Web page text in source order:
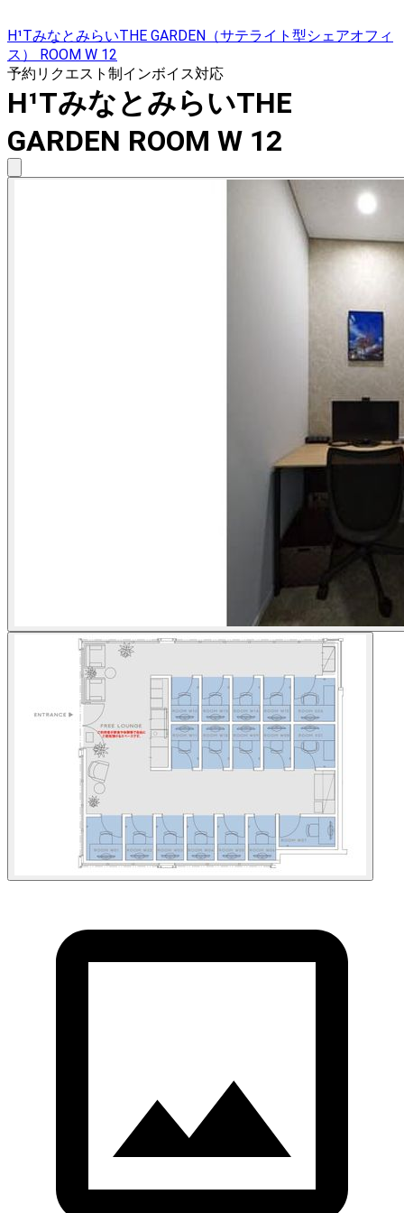
H¹TみなとみらいTHE GARDEN（サテライト型シェアオフィ
ス） ROOM W 12
予約リクエスト制インボイス対応
H¹TみなとみらいTHE
GARDEN ROOM W 12